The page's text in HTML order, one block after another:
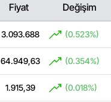
Fiyat Değişim
3.093.688 (0.523%)
64.949,63 (0.354%)
1.915,39 (0.018%)